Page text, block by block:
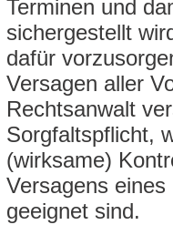
Terminen und
sichergestellt
dafür
Versagen aller
Rechtsanwalt
Sorgfaltspflicht,
(wirksame)
Versagens
geeignet sind.